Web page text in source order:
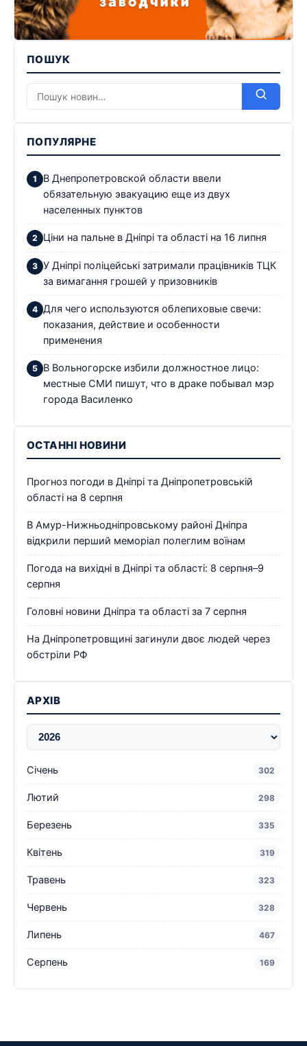
ПОШУК
ПОПУЛЯРНЕ
В Днепропетровской области ввели
обязательную эвакуацию еще из двух
населенных пунктов
Ціни на пальне в Дніпрі та області на 16 липня
У Дніпрі поліцейські затримали працівників ТЦК
за вимагання грошей у призовників
Для чего используются облепиховые свечи:
показания, действие и особенности
применения
В Вольногорске избили должностное лицо:
местные СМИ пишут, что в драке побывал мэр
города Василенко
ОСТАННІ НОВИНИ
Прогноз погоди в Дніпрі та Дніпропетровській
області на 8 серпня
В Амур-Нижньодніпровському районі Дніпра
відкрили перший меморіал полеглим воїнам
Погода на вихідні в Дніпрі та області: 8 серпня–9
серпня
Головні новини Дніпра та області за 7 серпня
На Дніпропетровщині загинули двоє людей через
обстріли РФ
АРХІВ
Січень 302
Лютий 298
Березень 335
Квітень 319
Травень 323
Червень 328
Липень 467
Серпень 169